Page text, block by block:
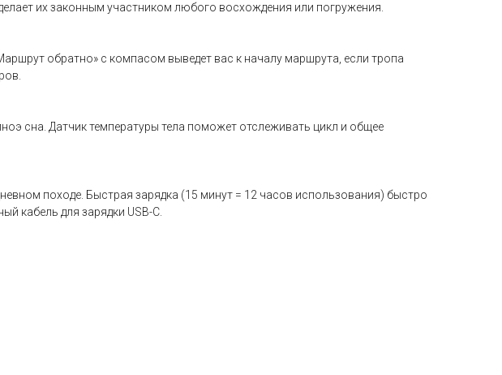
их законным участником любого восхождения или погружения.
обратно» с компасом выведет вас к началу маршрута, если тропа
сна. Датчик температуры тела поможет отслеживать цикл и общее
походе. Быстрая зарядка (15 минут = 12 часов использования) быстро
кабель для зарядки USB-C.